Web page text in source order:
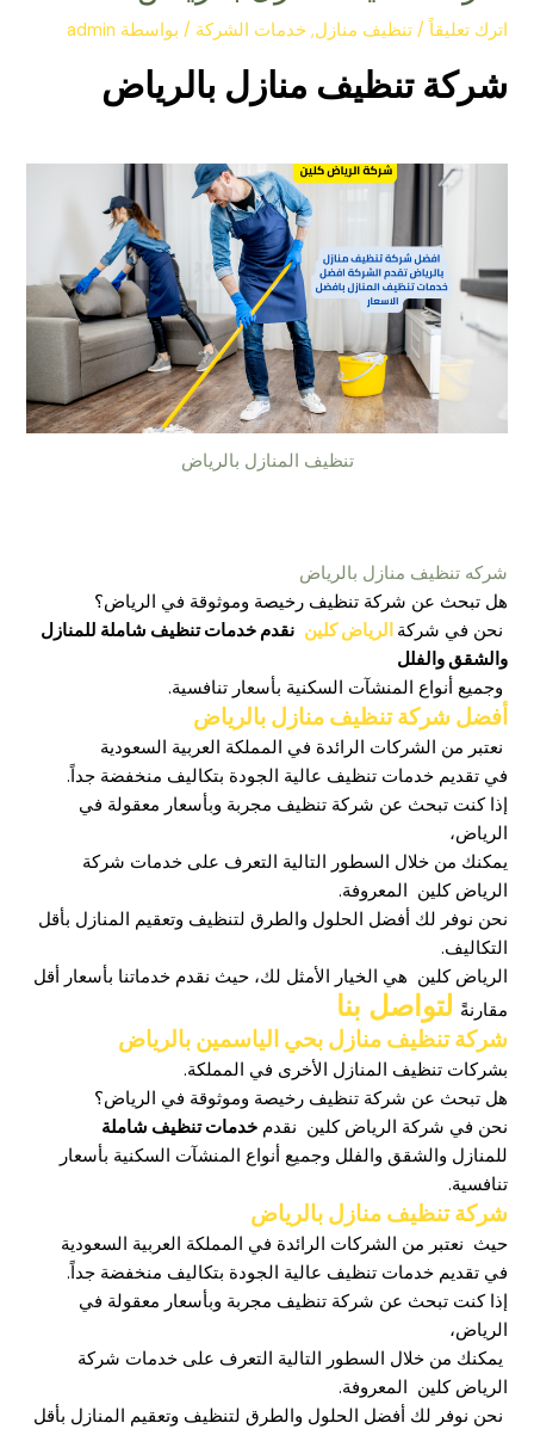
اترك تعليقاً /تنظيف منازل, خدمات الشركة / بواسطة admin
شركة تنظيف منازل بالرياض
تنظيف المنازل بالرياض
شركه تنظيف منازل بالرياض
هل تبحث عن شركة تنظيف رخيصة وموثوقة في الرياض؟
نحن في شركة الرياض كلين نقدم خدمات تنظيف شاملة للمنازل
والشقق والفلل
وجميع أنواع المنشآت السكنية بأسعار تنافسية.
أفضل شركة تنظيف منازل بالرياض
نعتبر من الشركات الرائدة في المملكة العربية السعودية
في تقديم خدمات تنظيف عالية الجودة بتكاليف منخفضة جداً.
إذا كنت تبحث عن شركة تنظيف مجربة وبأسعار معقولة في
الرياض،
يمكنك من خلال السطور التالية التعرف على خدمات شركة
الرياض كلين المعروفة.
نحن نوفر لك أفضل الحلول والطرق لتنظيف وتعقيم المنازل بأقل
التكاليف.
الرياض كلين هي الخيار الأمثل لك، حيث نقدم خدماتنا بأسعار أقل
مقارنةً لتواصل بنا
شركة تنظيف منازل بحي الياسمين بالرياض
بشركات تنظيف المنازل الأخرى في المملكة.
هل تبحث عن شركة تنظيف رخيصة وموثوقة في الرياض؟
نحن في شركة الرياض كلين نقدمخدمات تنظيف شاملة
للمنازل والشقق والفلل وجميع أنواع المنشآت السكنية بأسعار
تنافسية.
شركة تنظيف منازل بالرياض
حيث نعتبر من الشركات الرائدة في المملكة العربية السعودية
في تقديم خدمات تنظيف عالية الجودة بتكاليف منخفضة جداً.
إذا كنت تبحث عن شركة تنظيف مجربة وبأسعار معقولة في
الرياض،
يمكنك من خلال السطور التالية التعرف على خدمات شركة
الرياض كلين المعروفة.
نحن نوفر لك أفضل الحلول والطرق لتنظيف وتعقيم المنازل بأقل